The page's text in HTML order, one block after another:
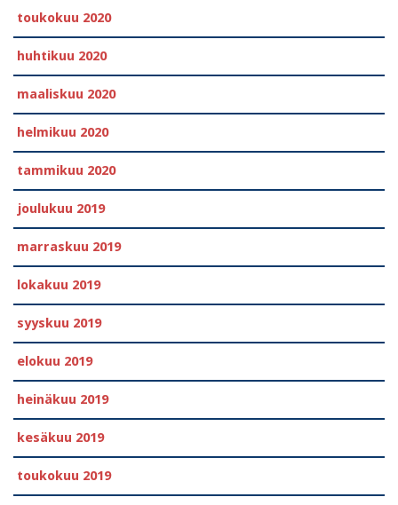
toukokuu 2020
huhtikuu 2020
maaliskuu 2020
helmikuu 2020
tammikuu 2020
joulukuu 2019
marraskuu 2019
lokakuu 2019
syyskuu 2019
elokuu 2019
heinäkuu 2019
kesäkuu 2019
toukokuu 2019